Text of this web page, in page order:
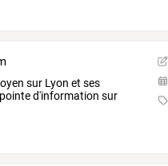
sur Lyon et ses
pointed'information sur